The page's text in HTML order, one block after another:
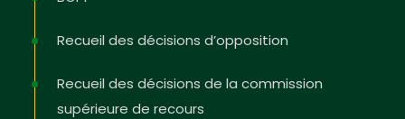
Recueil des décisions d’opposition
Recueil des décisions de la commission
supérieure de recours